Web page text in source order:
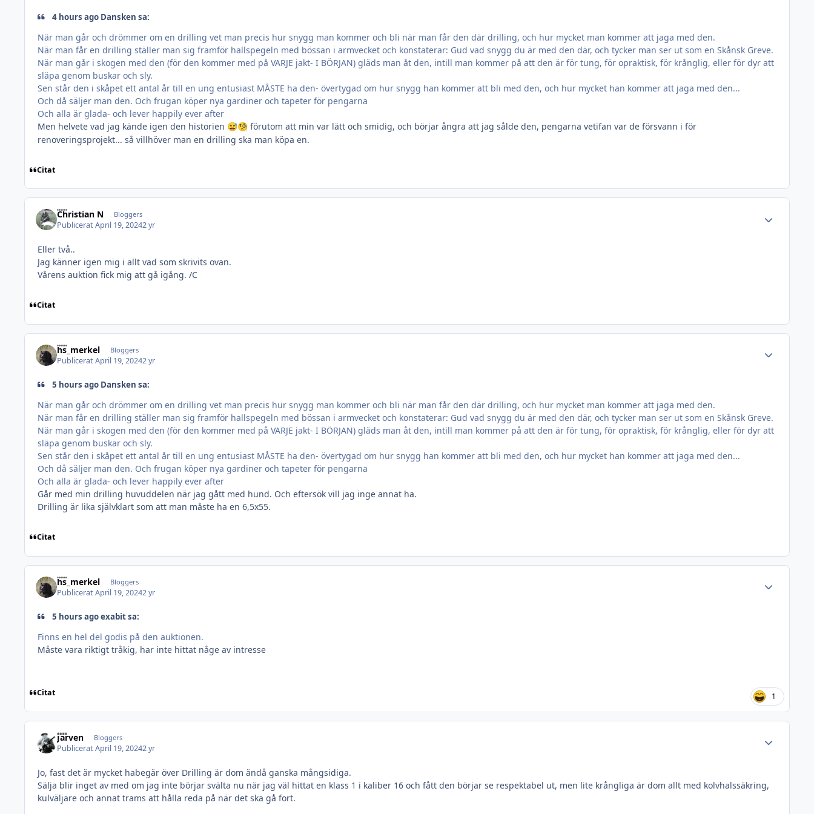
4 hours ago Dansken sa:
När man går och drömmer om en drilling vet man precis hur snygg man kommer och bli när man får den där drilling, och hur mycket man kommer att jaga med den.
När man får en drilling ställer man sig framför hallspegeln med bössan i armvecket och konstaterar: Gud vad snygg du är med den där, och tycker man ser ut som en Skånsk Greve.
När man går i skogen med den (för den kommer med på VARJE jakt- I BÖRJAN) gläds man åt den, intill man kommer på att den är för tung, för opraktisk, för krånglig, eller för dyr att
släpa genom buskar och sly.
Sen står den i skåpet ett antal år till en ung entusiast MÅSTE ha den- övertygad om hur snygg han kommer att bli med den, och hur mycket han kommer att jaga med den...
Och då säljer man den. Och frugan köper nya gardiner och tapeter för pengarna
Och alla är glada- och lever happily ever after
Men helvete vad jag kände igen den historien 😅🧐 förutom att min var lätt och smidig, och börjar ångra att jag sålde den, pengarna vetifan var de försvann i för
renoveringsprojekt... så villhöver man en drilling ska man köpa en.
Citat
Christian N Bloggers
PubliceratApril 19, 20242 yr
Eller två..
Jag känner igen mig i allt vad som skrivits ovan.
Vårens auktion fick mig att gå igång. /C
Citat
hs_merkel Bloggers
PubliceratApril 19, 20242 yr
5 hours ago Dansken sa:
När man går och drömmer om en drilling vet man precis hur snygg man kommer och bli när man får den där drilling, och hur mycket man kommer att jaga med den.
När man får en drilling ställer man sig framför hallspegeln med bössan i armvecket och konstaterar: Gud vad snygg du är med den där, och tycker man ser ut som en Skånsk Greve.
När man går i skogen med den (för den kommer med på VARJE jakt- I BÖRJAN) gläds man åt den, intill man kommer på att den är för tung, för opraktisk, för krånglig, eller för dyr att
släpa genom buskar och sly.
Sen står den i skåpet ett antal år till en ung entusiast MÅSTE ha den- övertygad om hur snygg han kommer att bli med den, och hur mycket han kommer att jaga med den...
Och då säljer man den. Och frugan köper nya gardiner och tapeter för pengarna
Och alla är glada- och lever happily ever after
Går med min drilling huvuddelen när jag gått med hund. Och eftersök vill jag inge annat ha.
Drilling är lika självklart som att man måste ha en 6,5x55.
Citat
hs_merkel Bloggers
PubliceratApril 19, 20242 yr
5 hours ago exabit sa:
Finns en hel del godis på den auktionen.
Måste vara riktigt tråkig, har inte hittat någe av intresse
Citat 1
Järven Bloggers
PubliceratApril 19, 20242 yr
Jo, fast det är mycket habegär över Drilling är dom ändå ganska mångsidiga.
Sälja blir inget av med om jag inte börjar svälta nu när jag väl hittat en klass 1 i kaliber 16 och fått den börjar se respektabel ut, men lite krångliga är dom allt med kolvhalssäkring,
kulväljare och annat trams att hålla reda på när det ska gå fort.